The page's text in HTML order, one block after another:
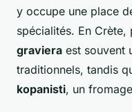
y occupe une place
spécialités. En
graviera est souvent
traditionnels, tandis
kopanisti, un